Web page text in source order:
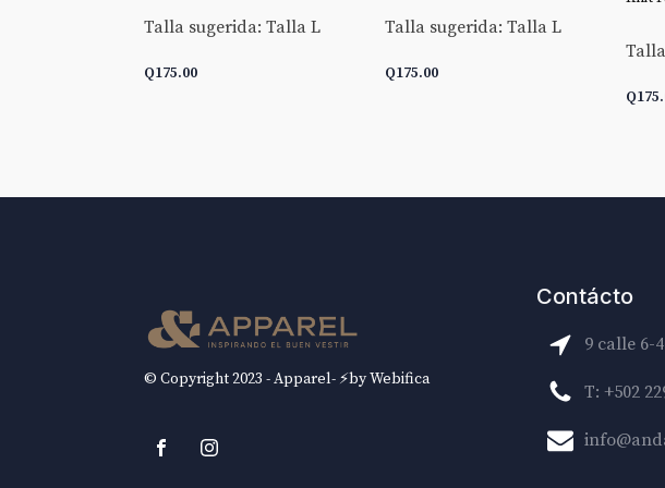
Talla sugerida: Talla L
Q175.00
Talla sugerida: Talla L
Q175.00
Q
© Copyright 2023 - Apparel- ⚡by Webifica
Contácto
9 calle 6-
T: +502